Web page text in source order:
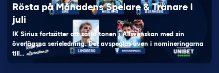
Rösta på Månadens Spelare & Tränare i
juli
IK Sirius fortsätter att sätta tonen i Allsvenskan med sin
överlägsna serieledning. Det avspeglas även i nomineringarna
till…